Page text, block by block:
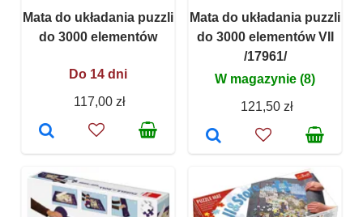
Mata do układania puzzli
do 3000 elementów
Do 14 dni
117,00 zł
Mata do układania puzzli
do 3000 elementów VII
/17961/
W magazynie (8)
121,50 zł